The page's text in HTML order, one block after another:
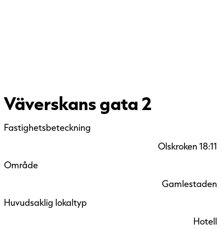
Väverskans gata 2
Fastighetsbeteckning
Olskroken 18:11
Område
Gamlestaden
Huvudsaklig lokaltyp
Hotell